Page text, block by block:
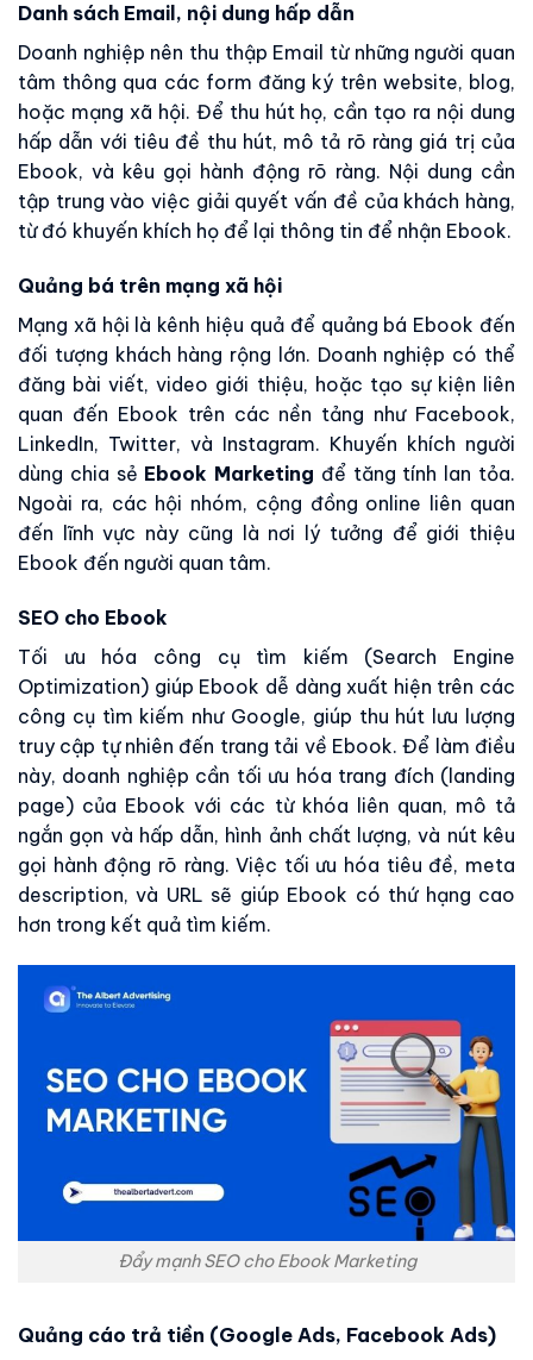
Danh sách Email, nội dung hấp dẫn
Doanh nghiệp nên thu thập Email từ những người quan
tâm thông qua các form đăng ký trên website, blog,
hoặc mạng xã hội. Để thu hút họ, cần tạo ra nội dung
hấp dẫn với tiêu đề thu hút, mô tả rõ ràng giá trị của
Ebook, và kêu gọi hành động rõ ràng. Nội dung cần
tập trung vào việc giải quyết vấn đề của khách hàng,
từ đó khuyến khích họ để lại thông tin để nhận Ebook.
Quảng bá trên mạng xã hội
Mạng xã hội là kênh hiệu quả để quảng bá Ebook đến
đối tượng khách hàng rộng lớn. Doanh nghiệp có thể
đăng bài viết, video giới thiệu, hoặc tạo sự kiện liên
quan đến Ebook trên các nền tảng như Facebook,
LinkedIn, Twitter, và Instagram. Khuyến khích người
dùng chia sẻ Ebook Marketing để tăng tính lan tỏa.
Ngoài ra, các hội nhóm, cộng đồng online liên quan
đến lĩnh vực này cũng là nơi lý tưởng để giới thiệu
Ebook đến người quan tâm.
SEO cho Ebook
Tối ưu hóa công cụ tìm kiếm (Search Engine
Optimization) giúp Ebook dễ dàng xuất hiện trên các
công cụ tìm kiếm như Google, giúp thu hút lưu lượng
truy cập tự nhiên đến trang tải về Ebook. Để làm điều
này, doanh nghiệp cần tối ưu hóa trang đích (landing
page) của Ebook với các từ khóa liên quan, mô tả
ngắn gọn và hấp dẫn, hình ảnh chất lượng, và nút kêu
gọi hành động rõ ràng. Việc tối ưu hóa tiêu đề, meta
description, và URL sẽ giúp Ebook có thứ hạng cao
hơn trong kết quả tìm kiếm.
Đẩy mạnh SEO cho Ebook Marketing
Quảng cáo trả tiền (Google Ads, Facebook Ads)